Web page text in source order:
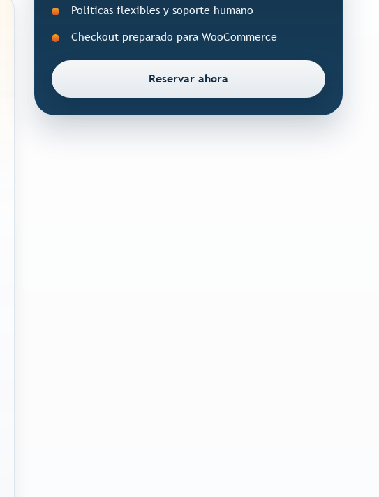
Politicas flexibles y soporte humano
Checkout preparado para WooCommerce
Reservar ahora